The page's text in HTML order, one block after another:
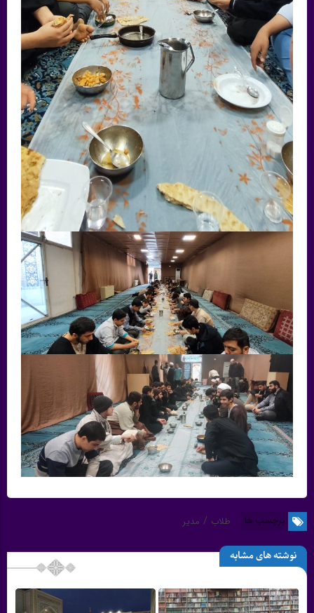
برچسب ها طلاب / مدیر
نوشته های مشابه